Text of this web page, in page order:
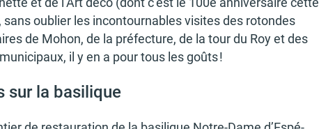
et de l’Art déco (dont c’est le 100e anni­ver­saire cette
sans oublier les incon­tour­nables visites des rotondes
de Mohon, de la préfec­ture, de la tour du Roy et des
il y en a pour tous les goûts !
sur la basi­lique